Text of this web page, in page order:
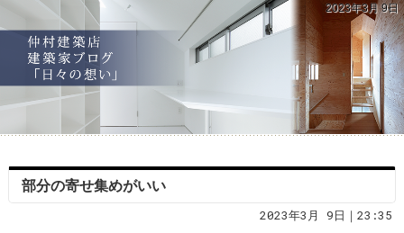
2023年3月 9日
部分の寄せ集めがいい
2023年3月 9日｜23:35